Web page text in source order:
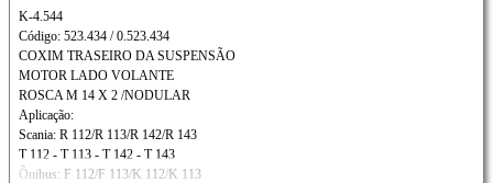
K-4.544
Código: 523.434 / 0.523.434
COXIM TRASEIRO DA SUSPENSÃO
MOTOR LADO VOLANTE
ROSCA M 14 X 2 /NODULAR
Aplicação:
Scania: R 112/R 113/R 142/R 143
T 112 - T 113 - T 142 - T 143
Ônibus: F 112/F 113/K 112/K 113